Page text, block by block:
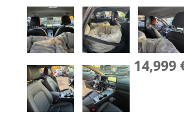
14,999